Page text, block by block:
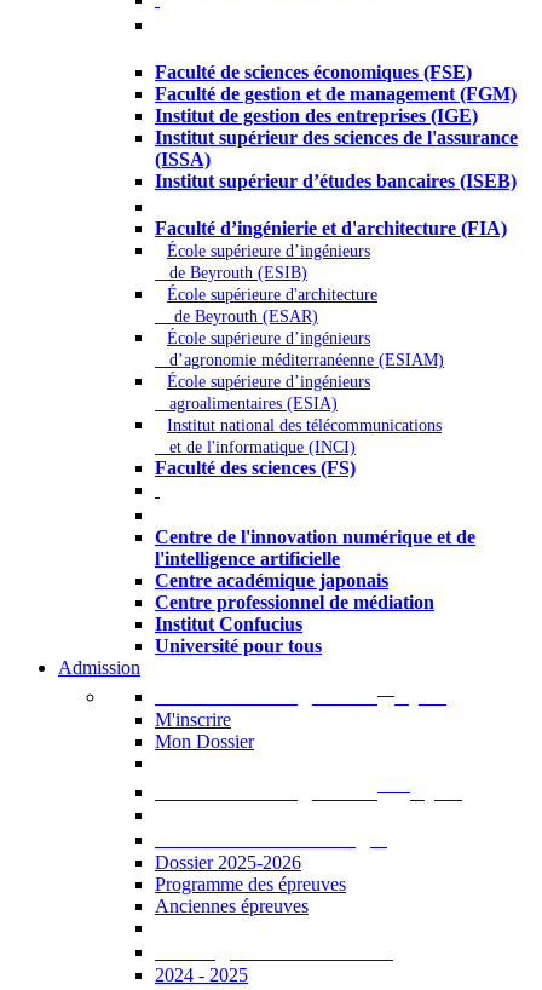
Faculté de sciences économiques (FSE)
Faculté de gestion et de management (FGM)
Institut de gestion des entreprises (IGE)
Institut supérieur des sciences de l'assurance
(ISSA)
Institut supérieur d’études bancaires (ISEB)
Faculté d’ingénierie et d'architecture (FIA)
École supérieure d’ingénieurs
de Beyrouth (ESIB)
École supérieure d'architecture
de Beyrouth (ESAR)
École supérieure d’ingénieurs
d’agronomie méditerranéenne (ESIAM)
École supérieure d’ingénieurs
agroalimentaires (ESIA)
Institut national des télécommunications
et de l'informatique (INCI)
Faculté des sciences (FS)
Centre de l'innovation numérique et de
l'intelligence artificielle
Centre académique japonais
Centre professionnel de médiation
Institut Confucius
Université pour tous
Admission
M'inscrire
Mon Dossier
Dossier 2025-2026
Programme des épreuves
Anciennes épreuves
2024 - 2025